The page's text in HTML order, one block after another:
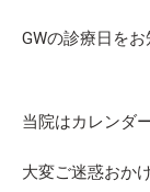
GWの診療日をお
当院はカレンダ
大変ご迷惑おか